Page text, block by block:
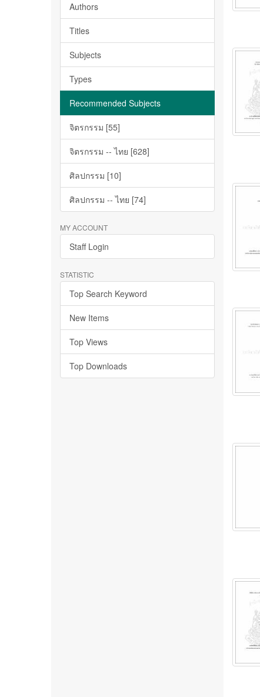
Authors
Titles
Subjects
Types
Recommended Subjects
จิตรกรรม [55]
จิตรกรรม -- ไทย [628]
ศิลปกรรม [10]
ศิลปกรรม -- ไทย [74]
MY ACCOUNT
Staff Login
STATISTIC
Top Search Keyword
New Items
Top Views
Top Downloads